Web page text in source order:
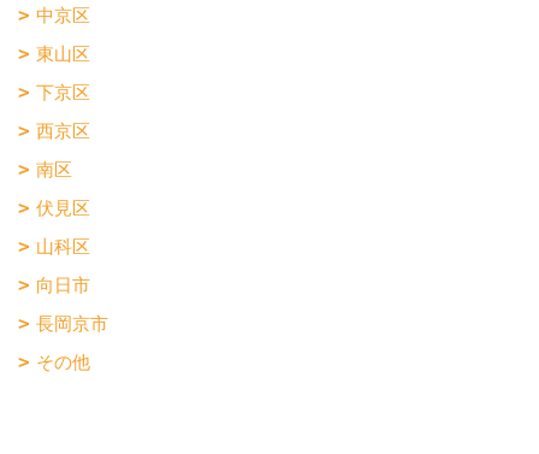
中京区
東山区
下京区
西京区
南区
伏見区
山科区
向日市
長岡京市
その他